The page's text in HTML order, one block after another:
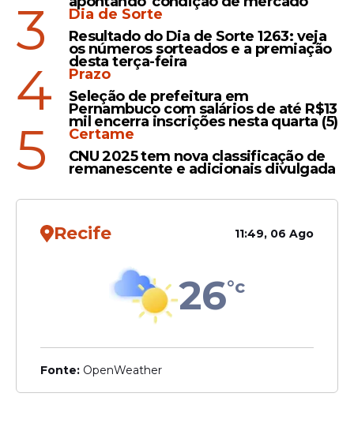
1.518,00 para funções de nível fundamental
e médio. Já os cargos de nível superior e
professores terão salário de R$ 2.000,00.
Inscrições
Os interessados devem realizar a inscrição
exclusivamente pela internet, por meio do
site IGEDUC. O prazo e segue até as 14h do
dia 27 de abril de 2026.
3
Dia de Sorte
Resultado do Dia de Sorte 1263: veja
os números sorteados e a premiação
desta terça-feira
4
Prazo
Seleção de prefeitura em
Pernambuco com salários de até R$13
mil encerra inscrições nesta quarta (5)
5
Certame
CNU 2025 tem nova classificação de
remanescente e adicionais divulgada
Recife 11:49, 06 Ago
26°c
Fonte: OpenWeather